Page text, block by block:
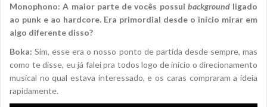
Monophono: A maior parte de vocês possui backgroundligado
ao punk e ao hardcore. Era primordial desde o início mirar em
algo diferente disso?
Boka: Sim, esse era o nosso ponto de partida desde sempre, mas
como te disse, eu já falei pra todos logo de início o direcionamento
musical no qual estava interessado, e os caras compraram a ideia
rapidamente.